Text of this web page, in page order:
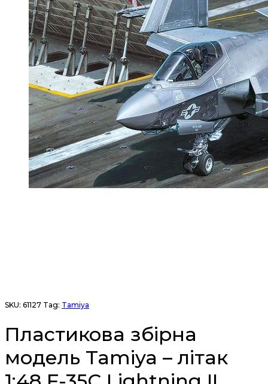
SKU: 61127 Tag: Tamiya
Пластикова збірна
модель Tamiya – літак